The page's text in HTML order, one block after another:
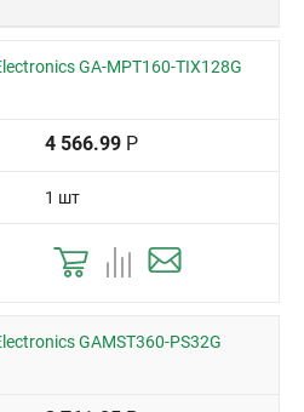
GA-MPT160-TIX128G
4 566.99 Р
1 шт
GAMST360-PS32G